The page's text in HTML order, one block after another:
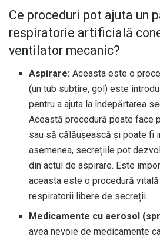
Ce proceduri pot ajuta un
respiratorie artificială
ventilator mecanic?
Aspirare:Aceasta este o
(un tub subțire, gol) este
pentru a ajuta la îndepărtarea
Această procedură poate face
sau să călăușească și poate fi
asemenea, secrețiile pot
din actul de aspirare. Este
aceasta este o procedură
respiratorii libere de secreții.
Medicamente cu aerosol
avea nevoie de medicamente